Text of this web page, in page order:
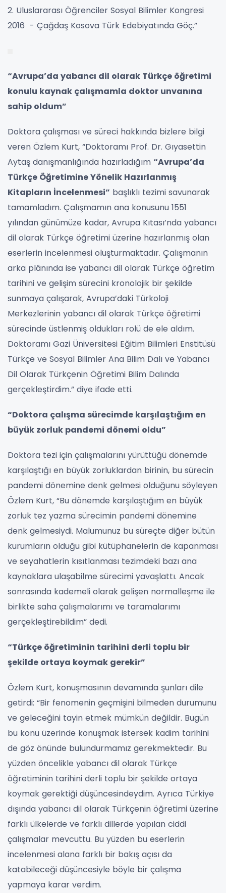
2. Uluslararası Öğrenciler Sosyal Bilimler Kongresi
2016 - Çağdaş Kosova Türk Edebiyatında Göç.”
“Avrupa’da yabancı dil olarak Türkçe öğretimi
konulu kaynak çalışmamla doktor unvanına
sahip oldum”
Doktora çalışması ve süreci hakkında bizlere bilgi
veren Özlem Kurt, “Doktoramı Prof. Dr. Gıyasettin
Aytaş danışmanlığında hazırladığım “Avrupa’da
Türkçe Öğretimine Yönelik Hazırlanmış
Kitapların İncelenmesi” başlıklı tezimi savunarak
tamamladım. Çalışmamın ana konusunu 1551
yılından günümüze kadar, Avrupa Kıtası’nda yabancı
dil olarak Türkçe öğretimi üzerine hazırlanmış olan
eserlerin incelenmesi oluşturmaktadır. Çalışmanın
arka plânında ise yabancı dil olarak Türkçe öğretim
tarihini ve gelişim sürecini kronolojik bir şekilde
sunmaya çalışarak, Avrupa’daki Türkoloji
Merkezlerinin yabancı dil olarak Türkçe öğretimi
sürecinde üstlenmiş oldukları rolü de ele aldım.
Doktoramı Gazi Üniversitesi Eğitim Bilimleri Enstitüsü
Türkçe ve Sosyal Bilimler Ana Bilim Dalı ve Yabancı
Dil Olarak Türkçenin Öğretimi Bilim Dalında
gerçekleştirdim.” diye ifade etti.
“Doktora çalışma sürecimde karşılaştığım en
büyük zorluk pandemi dönemi oldu”
Doktora tezi için çalışmalarını yürüttüğü dönemde
karşılaştığı en büyük zorluklardan birinin, bu sürecin
pandemi dönemine denk gelmesi olduğunu söyleyen
Özlem Kurt, “Bu dönemde karşılaştığım en büyük
zorluk tez yazma sürecimin pandemi dönemine
denk gelmesiydi. Malumunuz bu süreçte diğer bütün
kurumların olduğu gibi kütüphanelerin de kapanması
ve seyahatlerin kısıtlanması tezimdeki bazı ana
kaynaklara ulaşabilme sürecimi yavaşlattı. Ancak
sonrasında kademeli olarak gelişen normalleşme ile
birlikte saha çalışmalarımı ve taramalarımı
gerçekleştirebildim” dedi.
“Türkçe öğretiminin tarihini derli toplu bir
şekilde ortaya koymak gerekir”
Özlem Kurt, konuşmasının devamında şunları dile
getirdi: “Bir fenomenin geçmişini bilmeden durumunu
ve geleceğini tayin etmek mümkün değildir. Bugün
bu konu üzerinde konuşmak istersek kadim tarihini
de göz önünde bulundurmamız gerekmektedir. Bu
yüzden öncelikle yabancı dil olarak Türkçe
öğretiminin tarihini derli toplu bir şekilde ortaya
koymak gerektiği düşüncesindeydim. Ayrıca Türkiye
dışında yabancı dil olarak Türkçenin öğretimi üzerine
farklı ülkelerde ve farklı dillerde yapılan ciddi
çalışmalar mevcuttu. Bu yüzden bu eserlerin
incelenmesi alana farklı bir bakış açısı da
katabileceği düşüncesiyle böyle bir çalışma
yapmaya karar verdim.